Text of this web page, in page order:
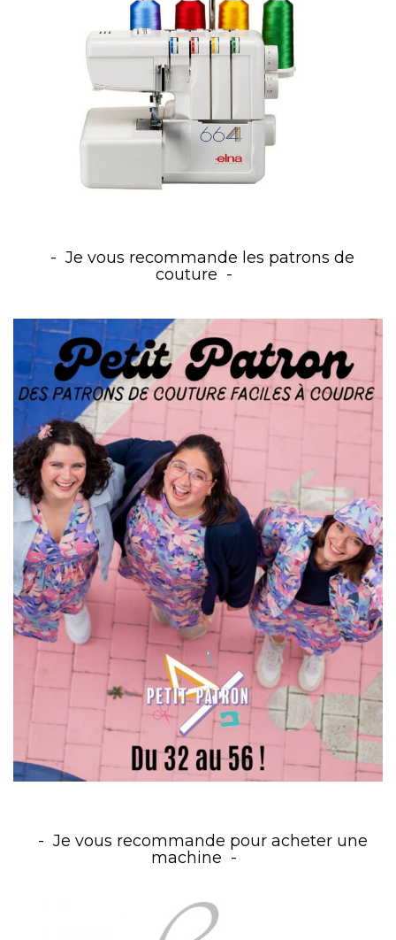
Je vous recommande les patrons de
couture
Je vous recommande pour acheter une
machine